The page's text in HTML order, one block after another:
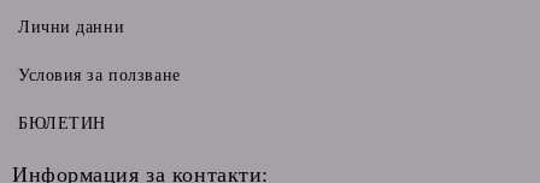
Лични данни
Условия за ползване
БЮЛЕТИН
Информация за контакти: